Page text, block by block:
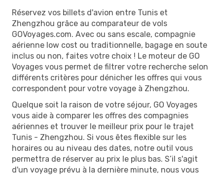
Réservez vos billets d'avion entre Tunis et
Zhengzhou grâce au comparateur de vols
GOVoyages.com. Avec ou sans escale, compagnie
aérienne low cost ou traditionnelle, bagage en soute
inclus ou non, faites votre choix ! Le moteur de GO
Voyages vous permet de filtrer votre recherche selon
différents critères pour dénicher les offres qui vous
correspondent pour votre voyage à Zhengzhou.
Quelque soit la raison de votre séjour, GO Voyages
vous aide à comparer les offres des compagnies
aériennes et trouver le meilleur prix pour le trajet
Tunis - Zhengzhou. Si vous êtes flexible sur les
horaires ou au niveau des dates, notre outil vous
permettra de réserver au prix le plus bas. S’il s'agit
d'un voyage prévu à la dernière minute, nous vous